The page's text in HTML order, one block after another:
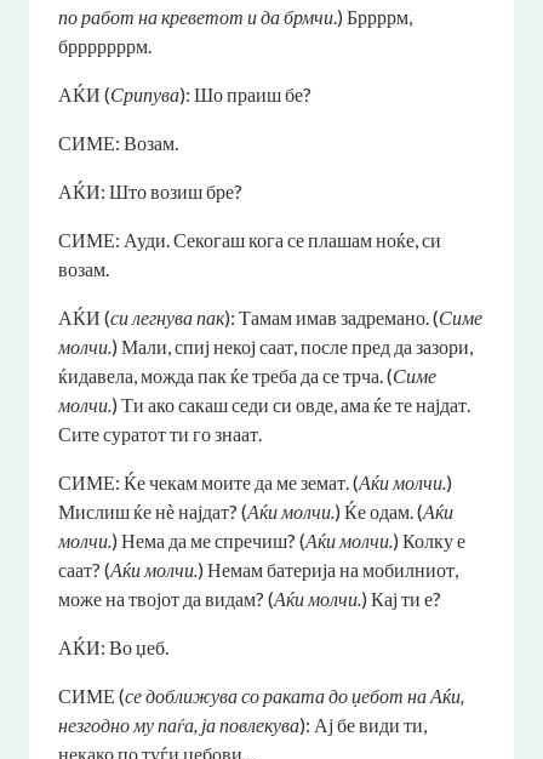
по работ на креветот и да брмчи.) Бррррм,
брррррррм.
АЌИ (Срипува): Шо праиш бе?
СИМЕ: Возам.
АЌИ: Што возиш бре?
СИМЕ: Ауди. Секогаш кога се плашам ноќе, си
возам.
АЌИ (си легнува пак): Тамам имав задремано. (Симе
молчи.) Мали, спиј некој саат, после пред да зазори,
ќидавела, можда пак ќе треба да се трча. (Симе
молчи.) Ти ако сакаш седи си овде, ама ќе те најдат.
Сите суратот ти го знаат.
СИМЕ: Ќе чекам моите да ме земат. (Аќи молчи.)
Мислиш ќе нѐ најдат? (Аќи молчи.) Ќе одам. (Аќи
молчи.) Нема да ме спречиш? (Аќи молчи.) Колку е
саат? (Аќи молчи.) Немам батерија на мобилниот,
може на твојот да видам? (Аќи молчи.) Кај ти е?
АЌИ: Во џеб.
СИМЕ (се доближува со раката до џебот на Аќи,
незгодно му паѓа, ја повлекува): Ај бе види ти,
некако по туѓи џебови…